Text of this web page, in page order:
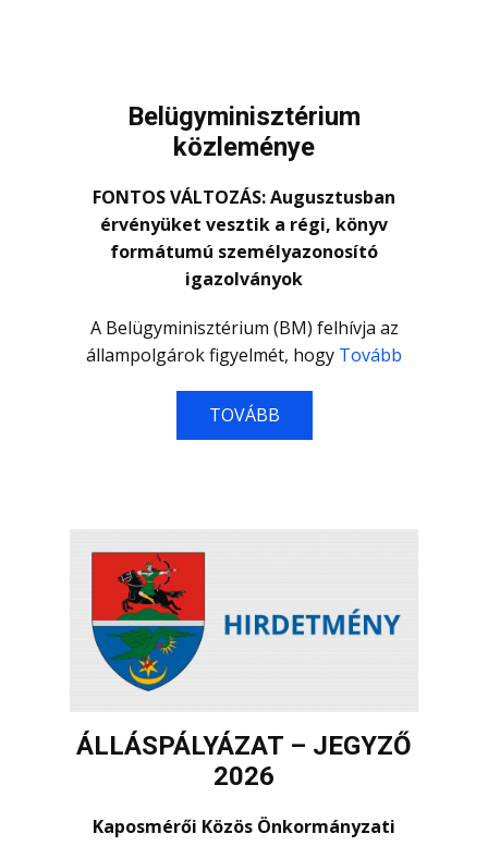
Belügyminisztérium
közleménye
FONTOS VÁLTOZÁS: Augusztusban
érvényüket vesztik a régi, könyv
formátumú személyazonosító
igazolványok
A Belügyminisztérium (BM) felhívja az
állampolgárok figyelmét, hogy Tovább
TOVÁBB
ÁLLÁSPÁLYÁZAT – JEGYZŐ
2026
Kaposmérői Közös Önkormányzati